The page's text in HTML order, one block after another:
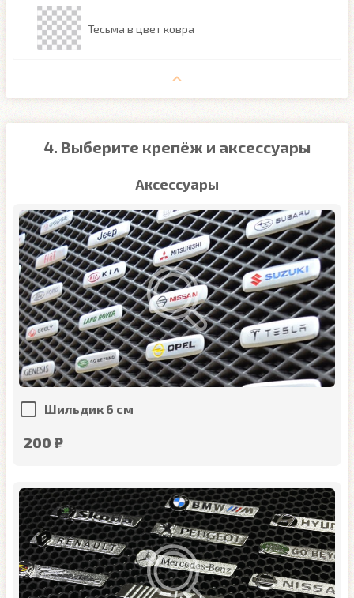
Тесьма в цвет ковра
4. Выберите крепёж и аксессуары
Аксессуары
Шильдик 6 см
200 ₽